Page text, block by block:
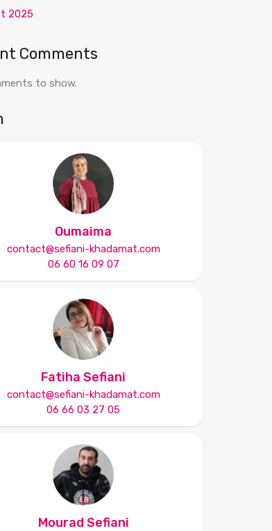
2025
Comments
to show.
Oumaima
contact@sefiani-khadamat.com
06 60 16 09 07
Fatiha Sefiani
contact@sefiani-khadamat.com
06 66 03 27 05
Mourad Sefiani